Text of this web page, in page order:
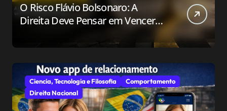
O Risco Flávio Bolsonaro: A
Direita Deve Pensar em Vencer
Ciencia, Tecnologia e Filosofia
Comportamento
Direita Nacional